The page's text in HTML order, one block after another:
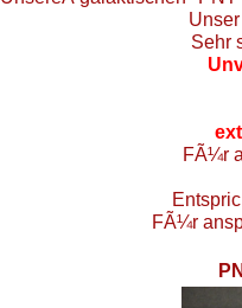
Sehr
FÃ¼r
FÃ¼r